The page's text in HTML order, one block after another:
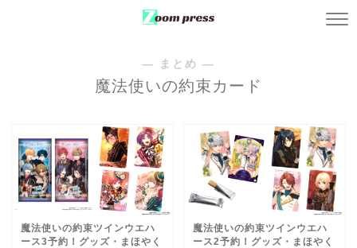
― まとめ ―
魔法使いの約束カード
魔法使いの約束ツインウエハ
ース3予約！グッズ・まほやく
魔法使いの約束ツインウエハ
ース2予約！グッズ・まほやく